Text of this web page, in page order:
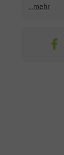
...mehr